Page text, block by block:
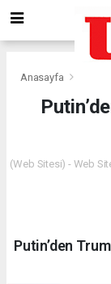
Anasayfa
(Web Sitesi) - Web
Putin’den